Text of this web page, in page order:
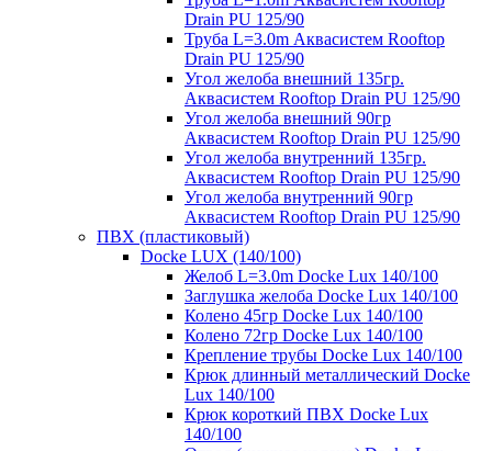
Drain PU 125/90
Труба L=3.0m Аквасистем Rooftop
Drain PU 125/90
Угол желоба внешний 135гр.
Аквасистем Rooftop Drain PU 125/90
Угол желоба внешний 90гр
Аквасистем Rooftop Drain PU 125/90
Угол желоба внутренний 135гр.
Аквасистем Rooftop Drain PU 125/90
Угол желоба внутренний 90гр
Аквасистем Rooftop Drain PU 125/90
ПВХ (пластиковый)
Docke LUX (140/100)
Желоб L=3.0m Docke Lux 140/100
Заглушка желоба Docke Lux 140/100
Колено 45гр Docke Lux 140/100
Колено 72гр Docke Lux 140/100
Крепление трубы Docke Lux 140/100
Крюк длинный металлический Docke
Lux 140/100
Крюк короткий ПВХ Docke Lux
140/100